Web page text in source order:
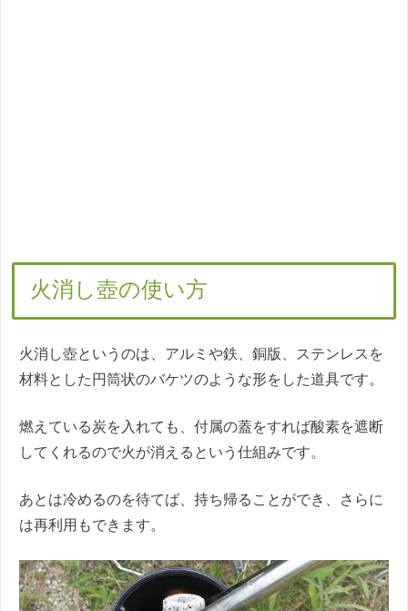
火消し壺の使い方
火消し壺というのは、アルミや鉄、銅版、ステンレスを
材料とした円筒状のバケツのような形をした道具です。
燃えている炭を入れても、付属の蓋をすれば酸素を遮断
してくれるので火が消えるという仕組みです。
あとは冷めるのを待てば、持ち帰ることができ、さらに
は再利用もできます。